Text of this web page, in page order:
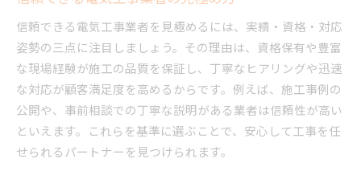
電気工事の効率アップに役立つ最新技術
安心して任せられる電気工事の条件
電気工事の多様なニーズに応える実践的手法
多様な現場に対応する電気工事の工夫
要望別に選べる電気工事サービスの特徴
トラブル対応力が光る電気工事の実践例
幅広いニーズに応じた電気工事の技術力
信頼できる電気工事業者を見極めるには、実績・資格・対応
姿勢の三点に注目しましょう。その理由は、資格保有や豊富
な現場経験が施工の品質を保証し、丁寧なヒアリングや迅速
な対応が顧客満足度を高めるからです。例えば、施工事例の
公開や、事前相談での丁寧な説明がある業者は信頼性が高い
といえます。これらを基準に選ぶことで、安心して工事を任
せられるパートナーを見つけられます。